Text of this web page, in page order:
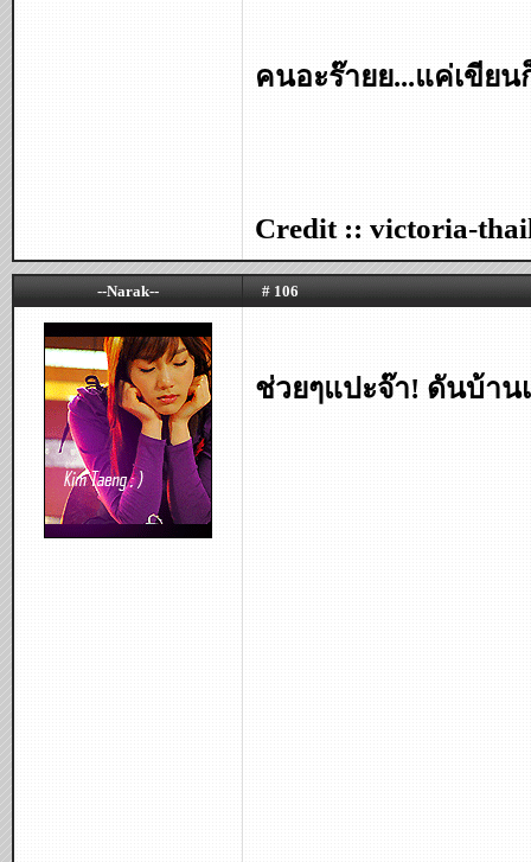
คนอะร๊ายย...แค่เขียน
Credit :: victoria-
--Narak-- # 106
ช่วยๆแปะจ๊า! ดันบ้าน